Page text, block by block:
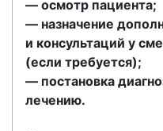
— осмотр пациента;
— назначение
и консультаций у
(если требуется);
— постановка
лечению.